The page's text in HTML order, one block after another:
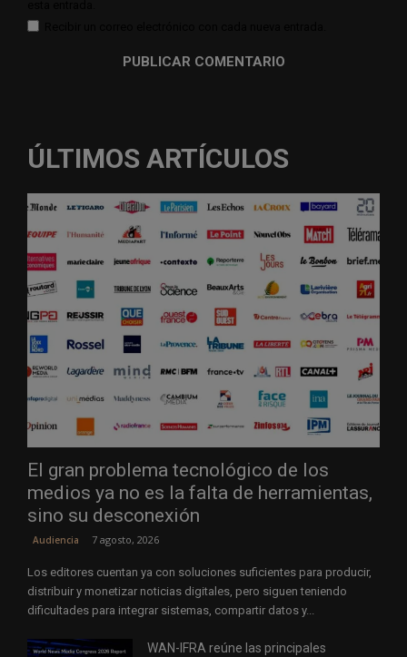
ÚLTIMOS ARTÍCULOS
El gran problema tecnológico de los
medios ya no es la falta de herramientas,
sino su desconexión
Audiencia 7 agosto, 2026
Los editores cuentan ya con soluciones suficientes para producir,
distribuir y monetizar noticias digitales, pero siguen teniendo
dificultades para integrar sistemas, compartir datos y...
WAN-IFRA reúne las principales